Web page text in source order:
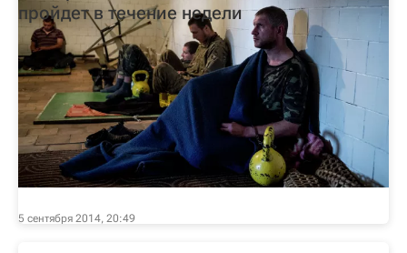
5 сентября 2014, 20:49
пройдет в течение недели